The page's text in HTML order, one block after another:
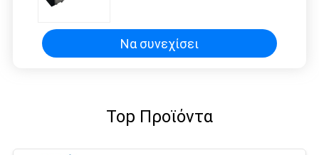
Να συνεχίσει
Top Προϊόντα